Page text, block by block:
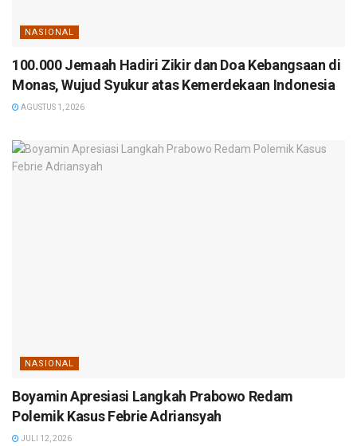
NASIONAL
100.000 Jemaah Hadiri Zikir dan Doa Kebangsaan di
Monas, Wujud Syukur atas Kemerdekaan Indonesia
AGUSTUS 1, 2026
NASIONAL
Boyamin Apresiasi Langkah Prabowo Redam
Polemik Kasus Febrie Adriansyah
JULI 12, 2026